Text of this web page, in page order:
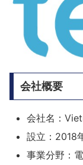
会社概要
会社名：
設立：2018
事業分野：